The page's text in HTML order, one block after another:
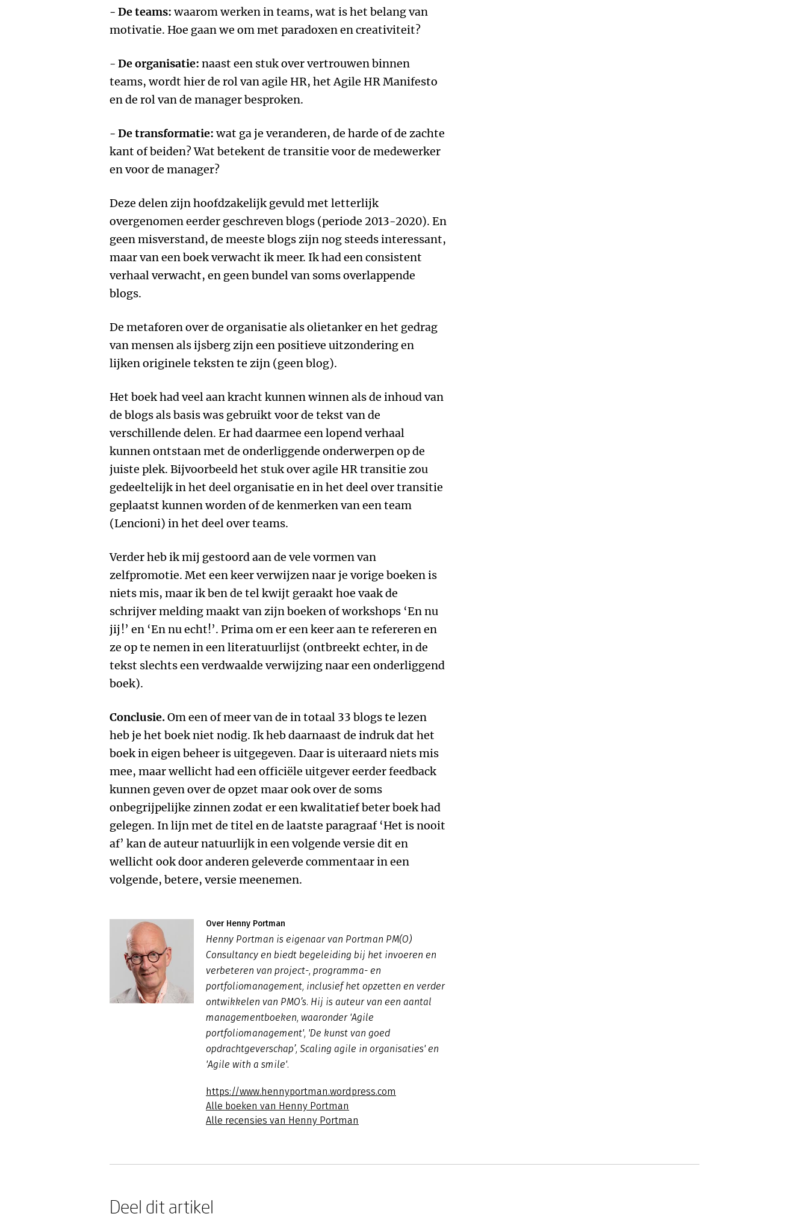
- De teams: waarom werken in teams, wat is het belang van
motivatie. Hoe gaan we om met paradoxen en creativiteit?
- De organisatie: naast een stuk over vertrouwen binnen
teams, wordt hier de rol van agile HR, het Agile HR Manifesto
en de rol van de manager besproken.
- De transformatie: wat ga je veranderen, de harde of de zachte
kant of beiden? Wat betekent de transitie voor de medewerker
en voor de manager?
Deze delen zijn hoofdzakelijk gevuld met letterlijk
overgenomen eerder geschreven blogs (periode 2013-2020). En
geen misverstand, de meeste blogs zijn nog steeds interessant,
maar van een boek verwacht ik meer. Ik had een consistent
verhaal verwacht, en geen bundel van soms overlappende
blogs.
De metaforen over de organisatie als olietanker en het gedrag
van mensen als ijsberg zijn een positieve uitzondering en
lijken originele teksten te zijn (geen blog).
Het boek had veel aan kracht kunnen winnen als de inhoud van
de blogs als basis was gebruikt voor de tekst van de
verschillende delen. Er had daarmee een lopend verhaal
kunnen ontstaan met de onderliggende onderwerpen op de
juiste plek. Bijvoorbeeld het stuk over agile HR transitie zou
gedeeltelijk in het deel organisatie en in het deel over transitie
geplaatst kunnen worden of de kenmerken van een team
(Lencioni) in het deel over teams.
Verder heb ik mij gestoord aan de vele vormen van
zelfpromotie. Met een keer verwijzen naar je vorige boeken is
niets mis, maar ik ben de tel kwijt geraakt hoe vaak de
schrijver melding maakt van zijn boeken of workshops ‘En nu
jij!’ en ‘En nu echt!’. Prima om er een keer aan te refereren en
ze op te nemen in een literatuurlijst (ontbreekt echter, in de
tekst slechts een verdwaalde verwijzing naar een onderliggend
boek).
Conclusie.Om een of meer van de in totaal 33 blogs te lezen
heb je het boek niet nodig. Ik heb daarnaast de indruk dat het
boek in eigen beheer is uitgegeven. Daar is uiteraard niets mis
mee, maar wellicht had een officiële uitgever eerder feedback
kunnen geven over de opzet maar ook over de soms
onbegrijpelijke zinnen zodat er een kwalitatief beter boek had
gelegen. In lijn met de titel en de laatste paragraaf ‘Het is nooit
af’ kan de auteur natuurlijk in een volgende versie dit en
wellicht ook door anderen geleverde commentaar in een
volgende, betere, versie meenemen.
Over Henny Portman
Henny Portman is eigenaar van Portman PM(O)
Consultancy en biedt begeleiding bij het invoeren en
verbeteren van project-, programma- en
portfoliomanagement, inclusief het opzetten en verder
ontwikkelen van PMO’s. Hij is auteur van een aantal
managementboeken, waaronder 'Agile
portfoliomanagement', 'De kunst van goed
opdrachtgeverschap’, Scaling agile in organisaties' en
'Agile with a smile'.
https://www.hennyportman.wordpress.com
Alle boeken van Henny Portman
Alle recensies van Henny Portman
Deel dit artikel